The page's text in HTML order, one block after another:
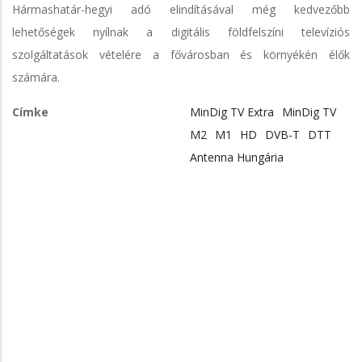
Hármashatár-hegyi adó elindításával még kedvezőbb
lehetőségek nyílnak a digitális földfelszíni televíziós
szolgáltatások vételére a fővárosban és környékén élők
számára.
Címke MinDig TV Extra
MinDig TV
M2 M1 HD DVB-T
DTT
Antenna Hungária